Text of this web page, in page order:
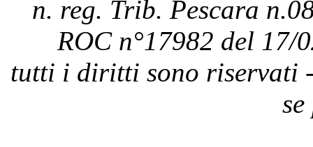
n. reg. Trib. Pescara
ROC n°17982 del 17/
tutti i diritti sono riservati